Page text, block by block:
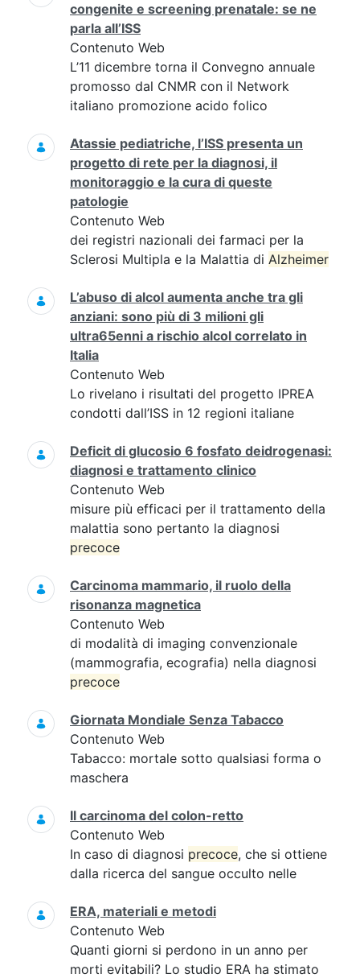
congenite e screening prenatale: se ne
parla all’ISS
Contenuto Web
L’11 dicembre torna il Convegno annuale
promosso dal CNMR con il Network
italiano promozione acido folico
Atassie pediatriche, l’ISS presenta un
progetto di rete per la diagnosi, il
monitoraggio e la cura di queste
patologie
Contenuto Web
dei registri nazionali dei farmaci per la
Sclerosi Multipla e la Malattia di Alzheimer
L’abuso di alcol aumenta anche tra gli
anziani: sono più di 3 milioni gli
ultra65enni a rischio alcol correlato in
Italia
Contenuto Web
Lo rivelano i risultati del progetto IPREA
condotti dall’ISS in 12 regioni italiane
Deficit di glucosio 6 fosfato deidrogenasi:
diagnosi e trattamento clinico
Contenuto Web
misure più efficaci per il trattamento della
malattia sono pertanto la diagnosi
precoce
Carcinoma mammario, il ruolo della
risonanza magnetica
Contenuto Web
di modalità di imaging convenzionale
(mammografia, ecografia) nella diagnosi
precoce
Giornata Mondiale Senza Tabacco
Contenuto Web
Tabacco: mortale sotto qualsiasi forma o
maschera
Il carcinoma del colon-retto
Contenuto Web
In caso di diagnosi precoce, che si ottiene
dalla ricerca del sangue occulto nelle
ERA, materiali e metodi
Contenuto Web
Quanti giorni si perdono in un anno per
morti evitabili? Lo studio ERA ha stimato